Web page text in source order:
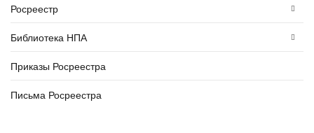
Росреестр
Библиотека НПА
Приказы Росреестра
Письма Росреестра